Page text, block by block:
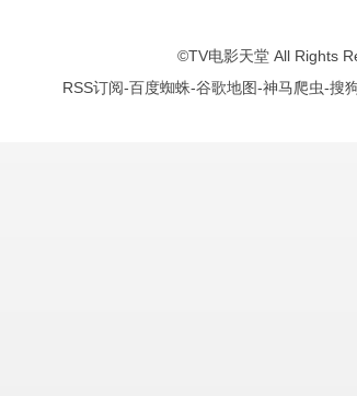
©TV电影天堂 All Rights
RSS订阅-百度蜘蛛-谷歌地图-神马爬虫-搜